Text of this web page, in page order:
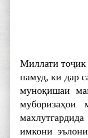
Миллати
намуд, ки дар
муноқишаи
муборизаҳои
имкони